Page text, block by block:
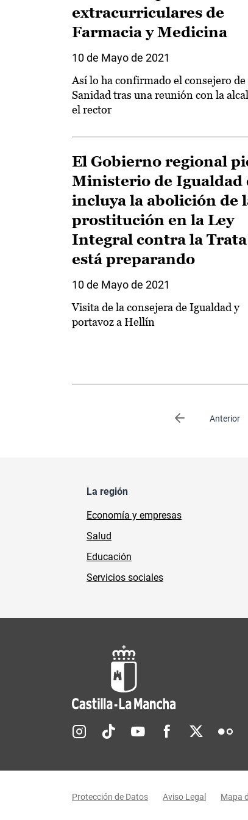
extracurriculares de
Farmacia y Medicina
10 de Mayo de 2021
Así lo ha confirmado el consejero de
Sanidad tras una reunión con la
el rector
El Gobierno regional
Ministerio de Igualdad
incluya la abolición de
prostitución en la Ley
Integral contra la Trata
está preparando
10 de Mayo de 2021
Visita de la consejera de Igualdad y
portavoz a Hellín
Anterior
Página anterior
La región
Economía y empresas
Salud
Educación
Servicios sociales
Redes sociales JCCM
Protección de Datos Aviso Legal Mapa